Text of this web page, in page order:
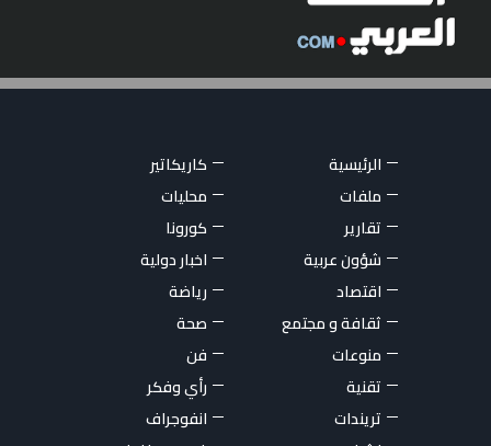
الرئيسية
كاريكاتير
ملفات
محليات
تقارير
كورونا
شؤون عربية
اخبار دولية
اقتصاد
رياضة
ثقافة و مجتمع
صحة
منوعات
فن
تقنية
رأي وفكر
تريندات
انفوجراف